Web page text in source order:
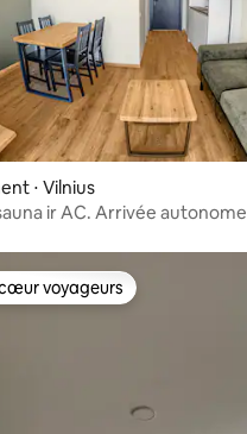
⋅ Vilnius
ir AC. Arrivée autonome
voyageurs
voyageurs